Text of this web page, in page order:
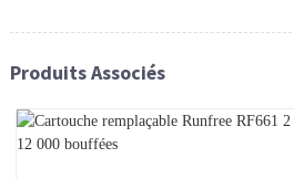
Produits Associés